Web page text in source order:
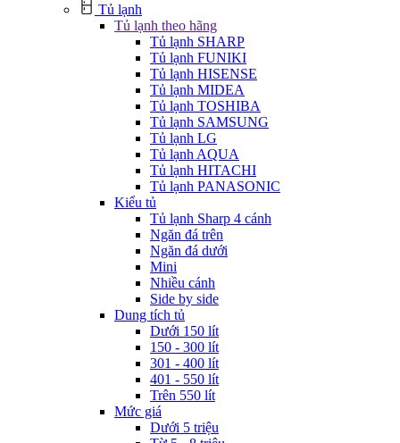
Tủ lạnh
Tủ lạnh theo hãng
Tủ lạnh SHARP
Tủ lạnh FUNIKI
Tủ lạnh HISENSE
Tủ lạnh MIDEA
Tủ lạnh TOSHIBA
Tủ lạnh SAMSUNG
Tủ lạnh LG
Tủ lạnh AQUA
Tủ lạnh HITACHI
Tủ lạnh PANASONIC
Kiểu tủ
Tủ lạnh Sharp 4 cánh
Ngăn đá trên
Ngăn đá dưới
Mini
Nhiều cánh
Side by side
Dung tích tủ
Dưới 150 lít
150 - 300 lít
301 - 400 lít
401 - 550 lít
Trên 550 lít
Mức giá
Dưới 5 triệu